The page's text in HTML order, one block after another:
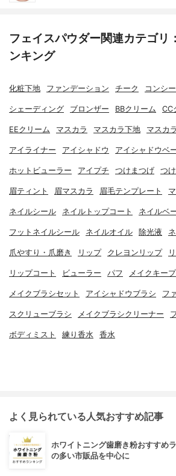
フェイスパウダー関連カテゴリ
ンキング
化粧下地 ファンデーション チーク コンシ
シェーディング ブロンザー BBクリーム CC
EEクリーム マスカラ マスカラ下地 マスカ
アイライナー アイシャドウ アイシャドウベ
ホットビューラー アイプチ つけまつげ つ
眉ティント 眉マスカラ 眉毛テンプレート
ネイルシール ネイルトップコート ネイルベ
フットネイルシール ネイルオイル 除光液
爪やすり・爪磨き リップ クレヨンリップ
リップコート ビューラー パフ メイクキー
メイクブラシセット アイシャドウブラシ フ
スクリューブラシ メイクブラシクリーナー
ボディミスト 練り香水 香水
よく見られている人気おすすめ記事
ホワイトニング歯磨き粉おすすめ
の多い市販品を中心に